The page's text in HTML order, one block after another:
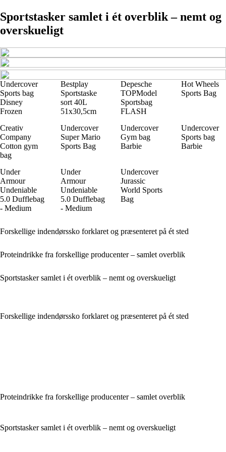
Sportstasker samlet i ét overblik – nemt og
overskueligt
Undercover
Sports bag
Disney
Frozen
Bestplay
Sportstaske
sort 40L
51x30,5cm
Depesche
TOPModel
Sportsbag
FLASH
Hot Wheels
Sports Bag
Creativ
Company
Cotton gym
bag
Undercover
Super Mario
Sports Bag
Undercover
Gym bag
Barbie
Undercover
Sports bag
Barbie
Under
Armour
Undeniable
5.0 Dufflebag
- Medium
Under
Armour
Undeniable
5.0 Dufflebag
- Medium
Undercover
Jurassic
World Sports
Bag
Forskellige indendørssko forklaret og præsenteret på ét sted
Proteindrikke fra forskellige producenter – samlet overblik
Sportstasker samlet i ét overblik – nemt og overskueligt
Forskellige indendørssko forklaret og præsenteret på ét sted
Proteindrikke fra forskellige producenter – samlet overblik
Sportstasker samlet i ét overblik – nemt og overskueligt